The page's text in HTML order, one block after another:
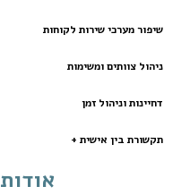
אודות take-5
שיפור מערכי שירות לקוחות
ניהול צוותים ומשימות
דחיינות וניהול זמן
תקשורת בין אישית +